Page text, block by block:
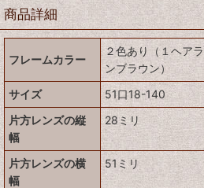
商品詳細
フレームカラー
２色あり（１ヘア
ンブラウン）
サイズ
51口18-140
片方レンズの縦
幅
28ミリ
片方レンズの横
幅
51ミリ